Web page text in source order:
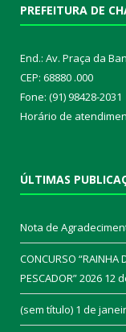
PREFEITURA DE
End.: Av. Praça da
CEP: 68880 .000
Fone: (91) 98428-2031
Horário de
ÚLTIMAS
Nota de
CONCURSO “RAINHA
PESCADOR” 2026 12
(sem título) 1 de